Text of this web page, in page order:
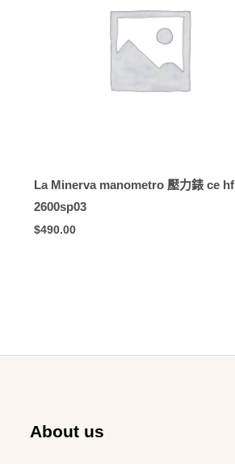
La Minerva manometro 壓力錶 ce hf
2600sp03
$490.00
About us